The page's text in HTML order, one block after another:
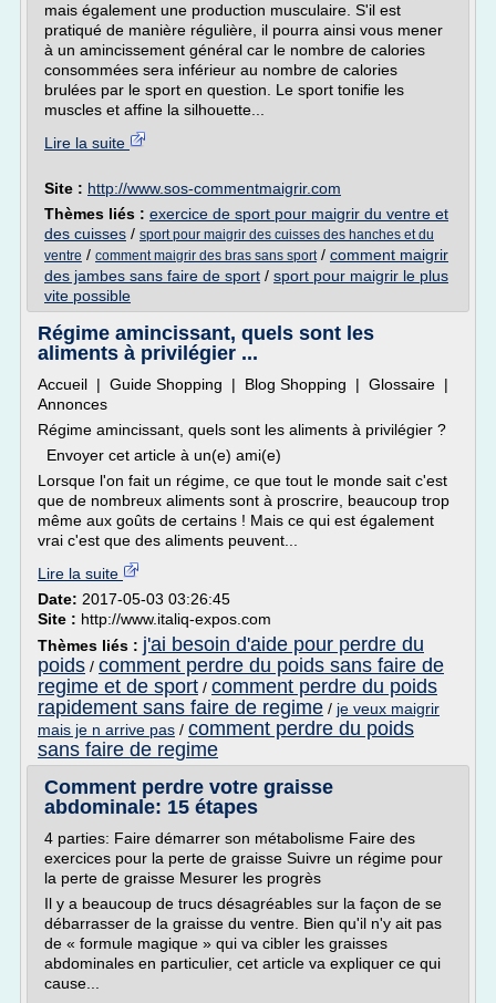
mais également une production musculaire. S'il est
pratiqué de manière régulière, il pourra ainsi vous mener
à un amincissement général car le nombre de calories
consommées sera inférieur au nombre de calories
brulées par le sport en question. Le sport tonifie les
muscles et affine la silhouette...
Lire la suite
Site : http://www.sos-commentmaigrir.com
Thèmes liés : exercice de sport pour maigrir du ventre et
des cuisses / sport pour maigrir des cuisses des hanches et du
ventre / comment maigrir des bras sans sport/ comment maigrir
des jambes sans faire de sport / sport pour maigrir le plus
vite possible
Régime amincissant, quels sont les
aliments à privilégier ...
Accueil | Guide Shopping | Blog Shopping | Glossaire |
Annonces
Régime amincissant, quels sont les aliments à privilégier ?
Envoyer cet article à un(e) ami(e)
Lorsque l'on fait un régime, ce que tout le monde sait c'est
que de nombreux aliments sont à proscrire, beaucoup trop
même aux goûts de certains ! Mais ce qui est également
vrai c'est que des aliments peuvent...
Lire la suite
Date: 2017-05-03 03:26:45
Site : http://www.italiq-expos.com
Thèmes liés : j'ai besoin d'aide pour perdre du
poids / comment perdre du poids sans faire de
regime et de sport / comment perdre du poids
rapidement sans faire de regime / je veux maigrir
mais je n arrive pas / comment perdre du poids
sans faire de regime
Comment perdre votre graisse
abdominale: 15 étapes
4 parties: Faire démarrer son métabolisme Faire des
exercices pour la perte de graisse Suivre un régime pour
la perte de graisse Mesurer les progrès
Il y a beaucoup de trucs désagréables sur la façon de se
débarrasser de la graisse du ventre. Bien qu'il n'y ait pas
de « formule magique » qui va cibler les graisses
abdominales en particulier, cet article va expliquer ce qui
cause...